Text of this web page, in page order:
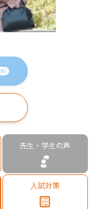
料
先生・学生の声
入試対策